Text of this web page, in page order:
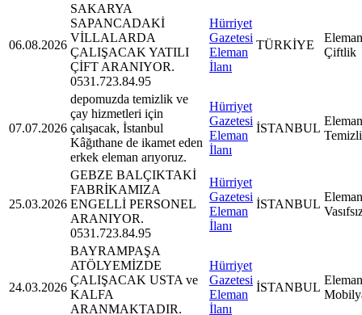
06.08.2026
SAKARYA
SAPANCADAKİ
VİLLALARDA
ÇALIŞACAK YATILI
ÇİFT ARANIYOR.
0531.723.84.95
Hürriyet
Gazetesi
Eleman
İlanı
TÜRKİYE
Çiftlik
07.07.2026
depomuzda temizlik ve
çay hizmetleri için
çalışacak, İstanbul
Kâğıthane de ikamet eden
erkek eleman arıyoruz.
Hürriyet
Gazetesi
Eleman
İlanı
İSTANBUL
25.03.2026
GEBZE BALÇIKTAKİ
FABRİKAMIZA
ENGELLİ PERSONEL
ARANIYOR.
0531.723.84.95
Hürriyet
Gazetesi
Eleman
İlanı
İSTANBUL
24.03.2026
BAYRAMPAŞA
ATÖLYEMİZDE
ÇALIŞACAK USTA ve
KALFA
ARANMAKTADIR.
Hürriyet
Gazetesi
Eleman
İlanı
İSTANBUL